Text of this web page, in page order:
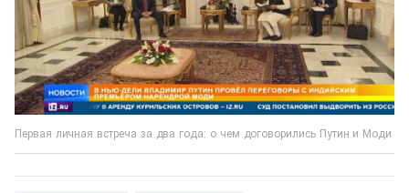
Первая личная встреча за два года: о чем договорились Путин и Моди